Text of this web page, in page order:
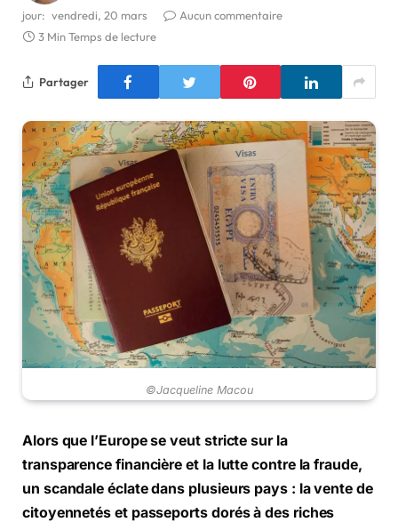
jour: vendredi, 20 mars
Aucun commentaire
3 Min Temps de lecture
Partager
©Jacqueline Macou
Alors que l’Europe se veut stricte sur la
transparence financière et la lutte contre la fraude,
un scandale éclate dans plusieurs pays : la vente de
citoyennetés et passeports dorés à des riches